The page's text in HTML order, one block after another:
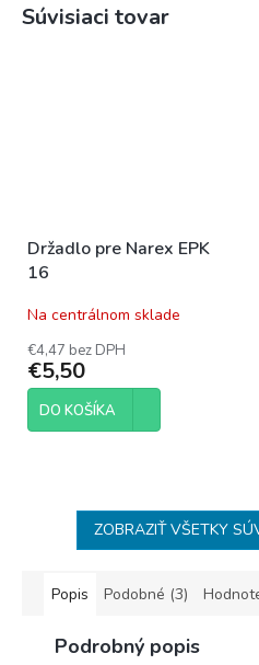
Súvisiaci tovar
Držadlo pre Narex EPK
16
Na centrálnom sklade
€4,47 bez DPH
€5,50
DO KOŠÍKA
ZOBRAZIŤ VŠETKY
Popis Podobné (3)
Podrobný popis